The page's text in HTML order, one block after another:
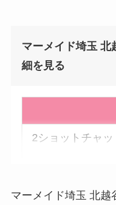
マーメイド埼玉 北
細を見る
2ショットチャッ
ト
マーメイド埼玉 北越